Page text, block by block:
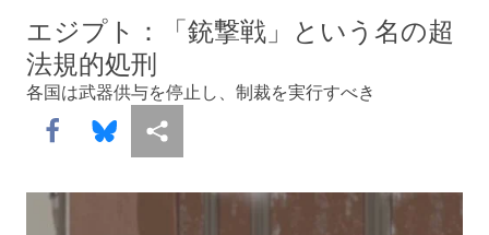
エジプト：「銃撃戦」という名の超
法規的処刑
各国は武器供与を停止し、制裁を実行すべき
Share this via Facebook
Share this via Bluesky
More sharing options